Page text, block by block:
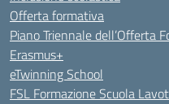
Offerta formativa
Piano Triennale dell’Offerta
Erasmus+
eTwinning School
FSL Formazione Scuola